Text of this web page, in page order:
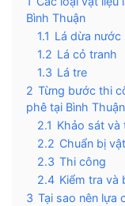
Bình Thuận
1.1 Lá dừa nước
1.2 Lá cỏ tranh
1.3 Lá tre
2 Từng bước thi
phê tại Bình Thuận
2.1 Khảo sát và
2.2 Chuẩn bị
2.3 Thi công
2.4 Kiểm tra và
3 Tại sao nên lựa